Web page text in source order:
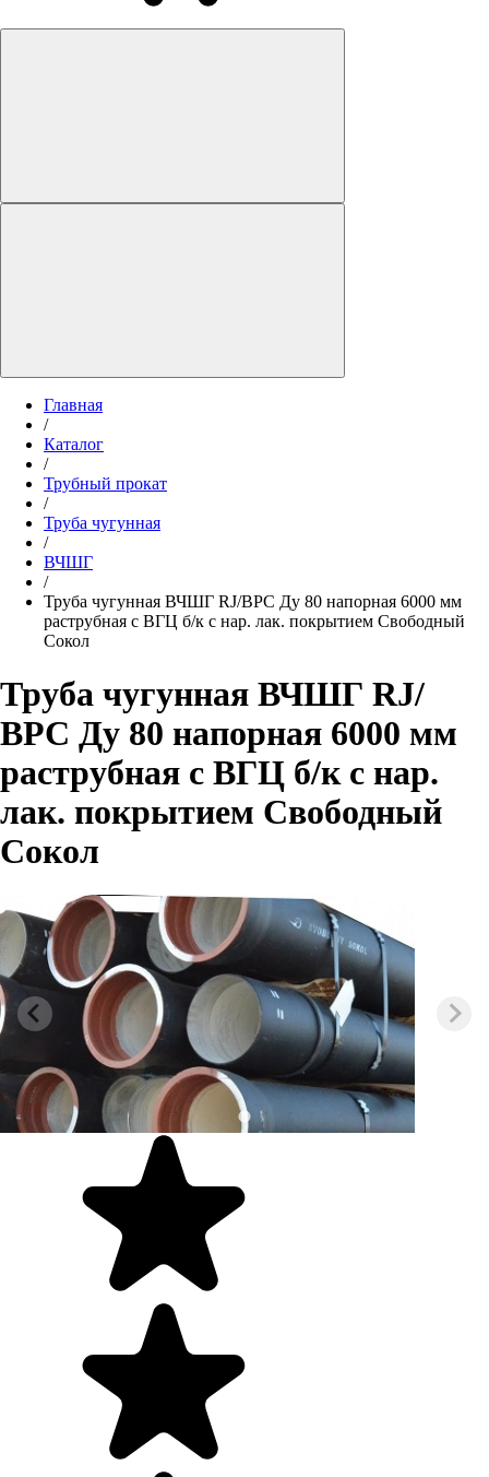
Главная
/
Каталог
/
Трубный прокат
/
Труба чугунная
/
ВЧШГ
/
Труба чугунная ВЧШГ RJ/ВРС Ду 80 напорная 6000 мм
раструбная с ВГЦ б/к с нар. лак. покрытием Свободный
Сокол
Труба чугунная ВЧШГ RJ/
ВРС Ду 80 напорная 6000 мм
раструбная с ВГЦ б/к с нар.
лак. покрытием Свободный
Сокол